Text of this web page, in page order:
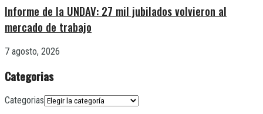
Informe de la UNDAV: 27 mil jubilados volvieron al
mercado de trabajo
7 agosto, 2026
Categorias
Categorias